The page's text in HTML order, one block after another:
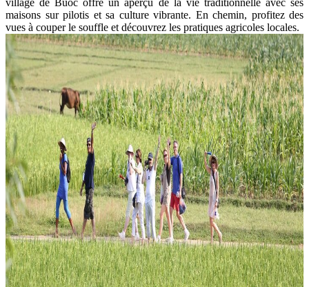
village de Buoc offre un aperçu de la vie traditionnelle avec ses
maisons sur pilotis et sa culture vibrante. En chemin, profitez des
vues à couper le souffle et découvrez les pratiques agricoles locales.